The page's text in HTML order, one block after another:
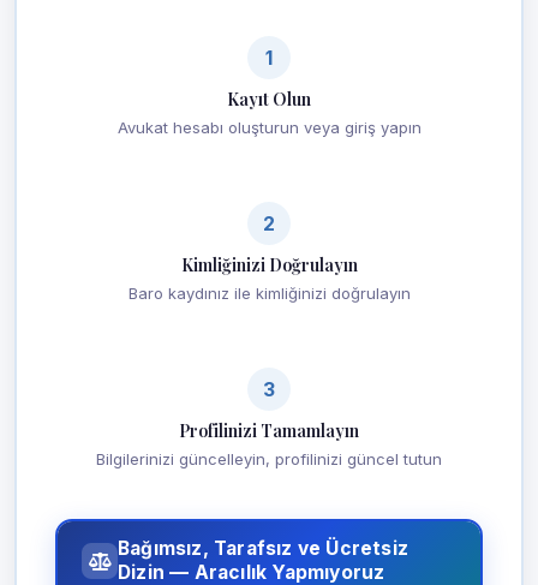
1
Kayıt Olun
Avukat hesabı oluşturun veya giriş yapın
2
Kimliğinizi Doğrulayın
Baro kaydınız ile kimliğinizi doğrulayın
3
Profilinizi Tamamlayın
Bilgilerinizi güncelleyin, profilinizi güncel tutun
Bağımsız, Tarafsız ve Ücretsiz
Dizin — Aracılık Yapmıyoruz